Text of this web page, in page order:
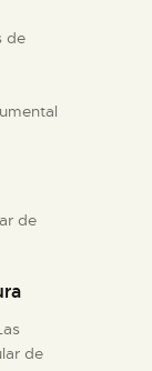
de
de
de